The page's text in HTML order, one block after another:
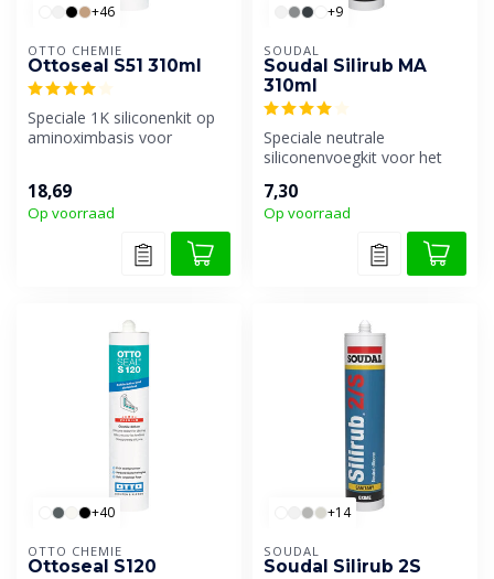
+46
OTTO CHEMIE
Ottoseal S51 310ml
Speciale 1K siliconenkit op
aminoximbasis voor
18,69
Op voorraad
+9
SOUDAL
Soudal Silirub MA
310ml
Speciale neutrale
siliconenvoegkit voor het
arduin, blauwe...
7,30
Op voorraad
+40
OTTO CHEMIE
Ottoseal S120
+14
SOUDAL
Soudal Silirub 2S